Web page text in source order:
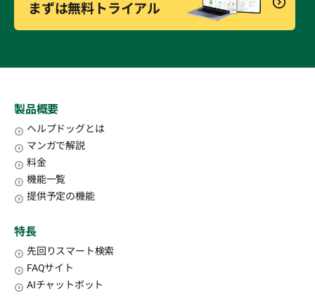
まずは無料トライアル
製品概要
ヘルプドッグとは
マンガで解説
料金
機能一覧
提供予定の機能
特長
先回りスマート検索
FAQサイト
AIチャットボット